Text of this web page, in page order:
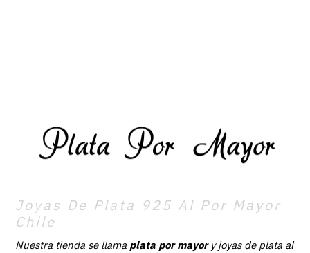
Joyas De Plata 925 Al Por Mayor
Chile
Nuestra tienda se llama plata por mayory joyas de plata al